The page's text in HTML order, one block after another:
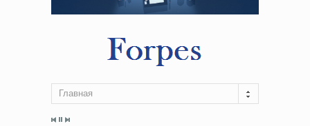
Главная